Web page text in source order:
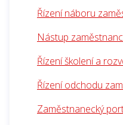
Řízení náboru
Nástup
Řízení školení a
Řízení odchodu
Zaměstnanecký